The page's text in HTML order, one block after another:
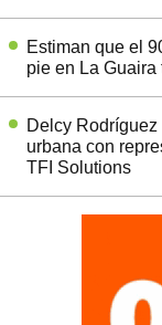
Estiman que el
pie en La Guaira
Delcy
urbana con
TFI Solutions